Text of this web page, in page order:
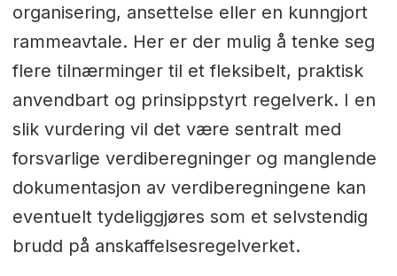
organisering, ansettelse eller en kunngjort
rammeavtale. Her er der mulig å tenke seg
flere tilnærminger til et fleksibelt, praktisk
anvendbart og prinsippstyrt regelverk. I en
slik vurdering vil det være sentralt med
forsvarlige verdiberegninger og manglende
dokumentasjon av verdiberegningene kan
eventuelt tydeliggjøres som et selvstendig
brudd på anskaffelsesregelverket.